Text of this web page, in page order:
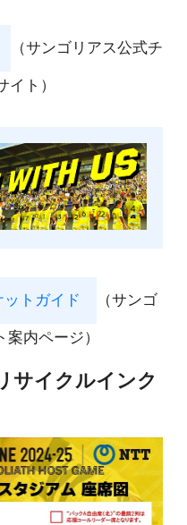
（サンゴリアス公式チ
イト）
トガイド （サンゴ
内ページ）
サイクルインク